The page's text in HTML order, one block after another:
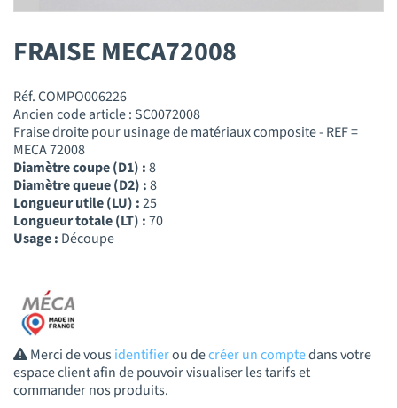
FRAISE MECA72008
Réf. COMPO006226
Ancien code article : SC0072008
Fraise droite pour usinage de matériaux composite - REF =
MECA 72008
Diamètre coupe (D1) :8
Diamètre queue (D2) :8
Longueur utile (LU) :25
Longueur totale (LT) :70
Usage : Découpe
Merci de vousidentifierou decréer un comptedans votre
espace client afin de pouvoir visualiser les tarifs et
commander nos produits.